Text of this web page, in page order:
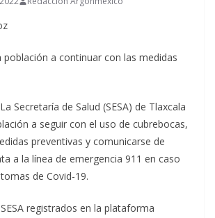
a continuar con las medidas
Secretaría de Salud (SESA) de Tlaxcala
a seguir con el uso de cubrebocas,
preventivas y comunicarse de
a la línea de emergencia 911 en caso
de Covid-19.
registrados en la plataforma